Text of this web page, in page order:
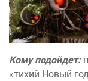
Кому подойдет:
«тихий Новый